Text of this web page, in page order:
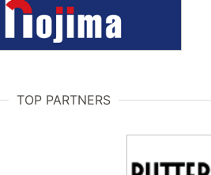
TOP PARTNERS